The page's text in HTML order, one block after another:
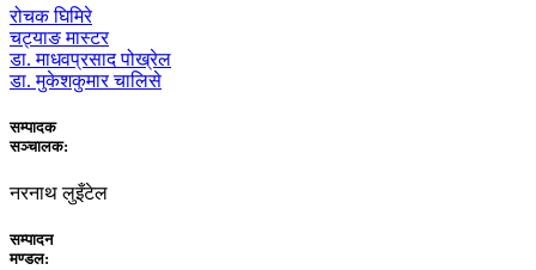
रोचक घिमिरे
चट्याङ मास्टर
डा. माधवप्रसाद पोख्रेल
डा. मुकेशकुमार चालिसे
सम्पादक
सञ्चालक:
नरनाथ लुइँटेल
सम्पादन
मण्डल: